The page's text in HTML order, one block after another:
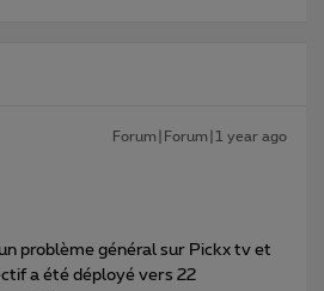
Forum|Forum|1 year ago
problème général sur Pickx tv et
a été déployé vers 22